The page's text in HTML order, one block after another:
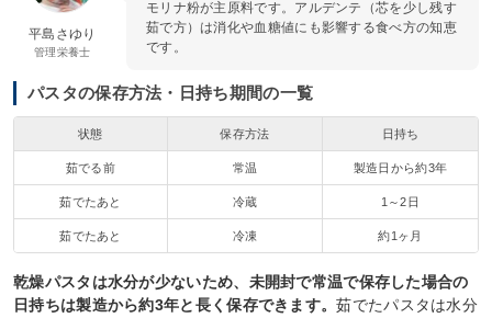
平島さゆり
管理栄養士
モリナ粉が主原料です。アルデンテ（芯を少し残す
茹で方）は消化や血糖値にも影響する食べ方の知恵
です。
パスタの保存方法・日持ち期間の一覧
状態 保存方法 日持ち
茹でる前 常温 製造日から約3年
茹でたあと 冷蔵 1～2日
茹でたあと 冷凍 約1ヶ月
乾燥パスタは水分が少ないため、未開封で常温で保存した場合の
日持ちは製造から約3年と長く保存できます。茹でたパスタは水分